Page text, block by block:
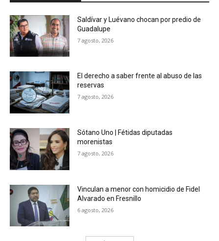
Saldívar y Luévano chocan por predio de
Guadalupe
7 agosto, 2026
El derecho a saber frente al abuso de las
reservas
7 agosto, 2026
Sótano Uno | Fétidas diputadas
morenistas
7 agosto, 2026
Vinculan a menor con homicidio de Fidel
Alvarado en Fresnillo
6 agosto, 2026